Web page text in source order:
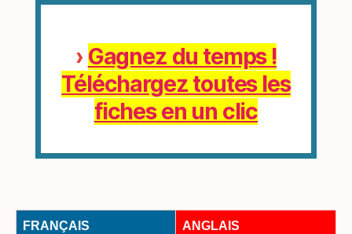
› Gagnez du temps !
Téléchargez toutes les
fiches en un clic
FRANÇAIS ANGLAIS